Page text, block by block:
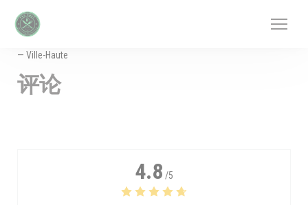
— Ville-Haute
评论
4.8 /5